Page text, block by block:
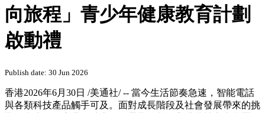
向旅程」青少年健康教育計劃
啟動禮
Publish date: 30 Jun 2026
香港2026年6月30日 /美通社/ -- 當今生活節奏急速，智能電話
與各類科技產品觸手可及。面對成長階段及社會發展帶來的挑